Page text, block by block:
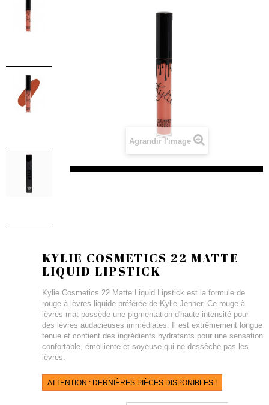
Agrandir l'image
KYLIE COSMETICS 22 MATTE
LIQUID LIPSTICK
Kylie Cosmetics 22 Matte Liquid Lipstick est la formule de
rouge à lèvres liquide préférée de Kylie Jenner. Ce rouge à
lèvres mat possède une pigmentation d'haute intensité pour
des lèvres audacieuses immédiates. Il est extrêmement longue
tenue et contient des ingrédients hydratants pour une sensation
confortable, émolliente et soyeuse qui ne dessèche pas les
lèvres.
ATTENTION : DERNIÈRES PIÈCES DISPONIBLES !